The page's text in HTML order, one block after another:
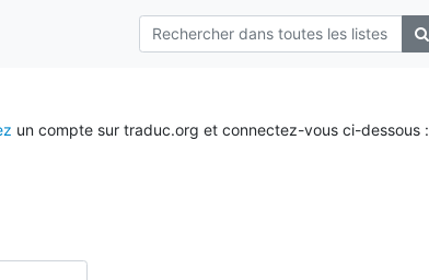
un compte sur traduc.org et connectez-vous ci-dessous :